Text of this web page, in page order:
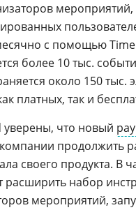
мероприятий,
с помощью
более 10 тыс.
около 150 тыс.
платных, так и
уверены, что новый
продолжить
своего продукта. В
расширить набор
мероприятий,